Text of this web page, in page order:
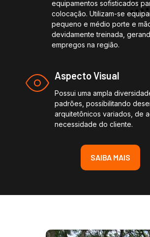
equipamentos sofisticados
colocação. Utilizam-se
pequeno e médio porte e
devidamente treinada,
empregos na região.
Aspecto Visual
Possui uma ampla
padrões, possibilitando
arquitetônicos variados, de
necessidade do cliente.
SAIBA MAIS